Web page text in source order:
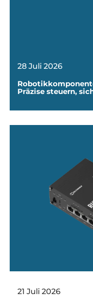
28 Juli 2026
Präzise steuern,
21 Juli 2026